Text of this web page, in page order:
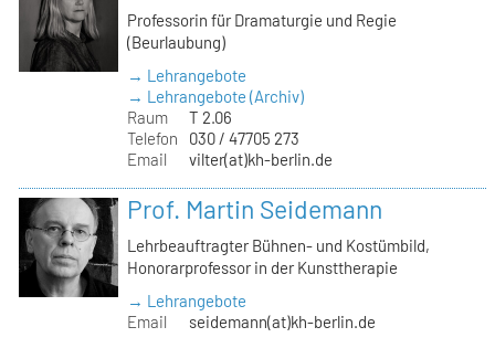
Professorin für Dramaturgie und Regie
(Beurlaubung)
→ Lehrangebote
→ Lehrangebote (Archiv)
Raum
T 2.06
Telefon
030 / 47705 273
Email
vilter(at)kh-berlin.de
Prof. Martin Seidemann
Lehrbeauftragter Bühnen- und Kostümbild,
Honorarprofessor in der Kunsttherapie
→ Lehrangebote
Email
seidemann(at)kh-berlin.de